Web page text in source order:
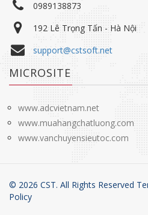
0989138873
192 Lê Trọng Tấn - Hà Nội
support@cstsoft.net
MICROSITE
www.adcvietnam.net
www.muahangchatluong.com
www.vanchuyensieutoc.com
© 2026 CST. All Rights Reserved
Policy